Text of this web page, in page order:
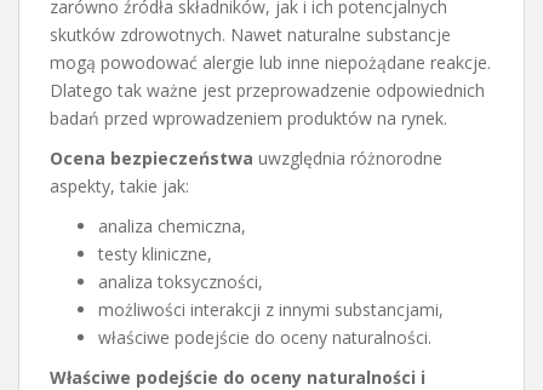
zarówno źródła składników, jak i ich potencjalnych
skutków zdrowotnych. Nawet naturalne substancje
mogą powodować alergie lub inne niepożądane reakcje.
Dlatego tak ważne jest przeprowadzenie odpowiednich
badań przed wprowadzeniem produktów na rynek.
Ocena bezpieczeństwa uwzględnia różnorodne
aspekty, takie jak:
analiza chemiczna,
testy kliniczne,
analiza toksyczności,
możliwości interakcji z innymi substancjami,
właściwe podejście do oceny naturalności.
Właściwe podejście do oceny naturalności i